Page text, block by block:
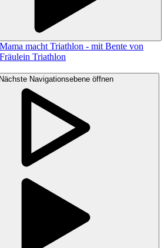
Mama macht Triathlon - mit Bente von
Fräulein Triathlon
Nächste Navigationsebene öffnen